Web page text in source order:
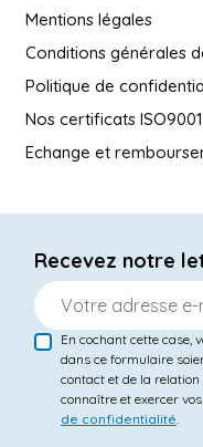
Mentions légales
Conditions générales
Politique de
Nos certificats ISO9001
Echange et
Recevez notre
En cochant cette case,
dans ce formulaire
contact et de la
connaître et exercer
de confidentialité.